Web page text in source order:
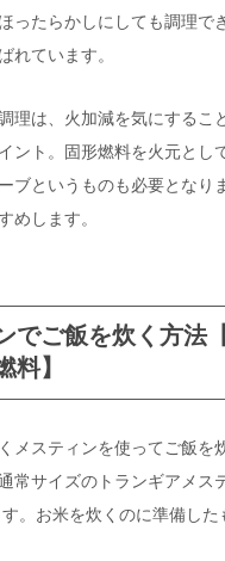
ったらかしにしても調理で
れています。
理は、火加減を気にするこ
ント。固形燃料を火元とし
ブというものも必要となり
めします。
でご飯を炊く方法
】
メスティンを使ってご飯を
常サイズのトランギアメス
。お米を炊くのに準備した